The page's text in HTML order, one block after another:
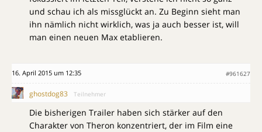
und schau ich als missglückt an. Zu Beginn sieht man
ihn nämlich nicht wirklich, was ja auch besser ist, will
man einen neuen Max etablieren.
16. April 2015 um 12:35 #961627
ghostdog83 Teilnehmer
Die bisherigen Trailer haben sich stärker auf den
Charakter von Theron konzentriert, der im Film eine